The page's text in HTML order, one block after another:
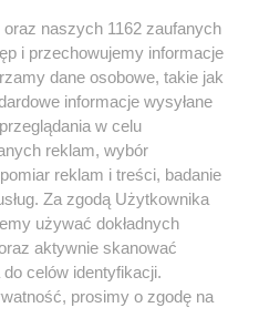
HOSTING
RSS FACEBOOK KONTAKT
serwisy
Muzyka i kultura
Archiwum wydarzeń
naszych 1162 zaufanych
i przechowujemy informacje
dane osobowe, takie jak
informacje wysyłane
w celu
reklam, wybór
reklam i treści, badanie
Za zgodą Użytkownika
używać dokładnych
aktywnie skanować
celów identyfikacji.
prosimy o zgodę na